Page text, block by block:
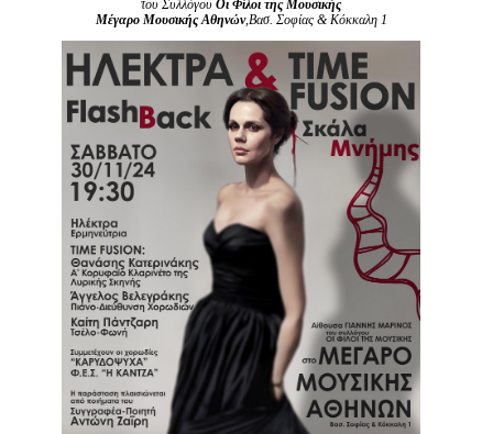
του Συλλόγου Οι Φίλοι της Μουσικής
Μέγαρο Μουσικής Αθηνών,Βασ. Σοφίας & Κόκκαλη 1